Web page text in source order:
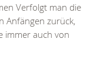
Verfolgt man die
Anfängen zurück,
immer auch von